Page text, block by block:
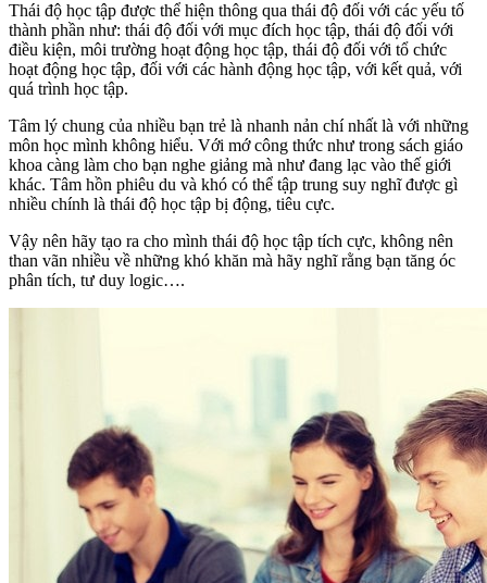
Thái độ học tập được thể hiện thông qua thái độ đối với các yếu tố
thành phần như: thái độ đối với mục đích học tập, thái độ đối với
điều kiện, môi trường hoạt động học tập, thái độ đối với tổ chức
hoạt động học tập, đối với các hành động học tập, với kết quả, với
quá trình học tập.
Tâm lý chung của nhiều bạn trẻ là nhanh nản chí nhất là với những
môn học mình không hiểu. Với mớ công thức như trong sách giáo
khoa càng làm cho bạn nghe giảng mà như đang lạc vào thế giới
khác. Tâm hồn phiêu du và khó có thể tập trung suy nghĩ được gì
nhiều chính là thái độ học tập bị động, tiêu cực.
Vậy nên hãy tạo ra cho mình thái độ học tập tích cực, không nên
than vãn nhiều về những khó khăn mà hãy nghĩ rằng bạn tăng óc
phân tích, tư duy logic….